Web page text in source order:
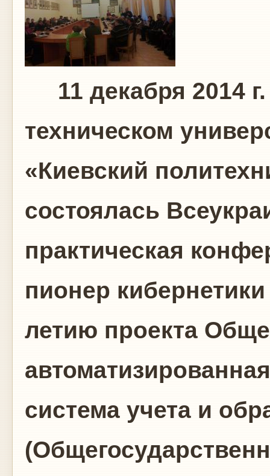
11 декабря 2014
техническом
«Киевский
состоялась
практическая
пионер
летию проекта
система учета и